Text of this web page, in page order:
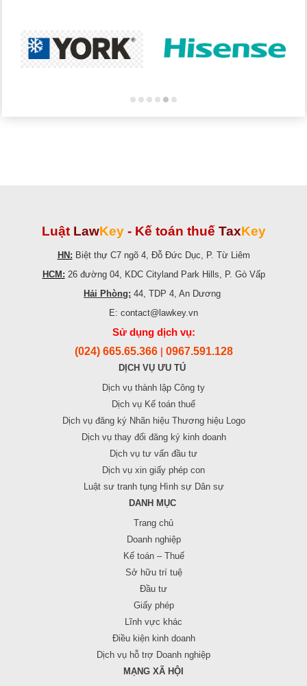
Luật LawKey - Kế toán thuế TaxKey
HN: Biệt thự C7 ngõ 4, Đỗ Đức Dục, P. Từ Liêm
HCM: 26 đường 04, KDC Cityland Park Hills, P. Gò Vấp
Hải Phòng: 44, TDP 4, An Dương
E: contact@lawkey.vn
Sử dụng dịch vụ:
(024) 665.65.366 | 0967.591.128
DỊCH VỤ ƯU TÚ
Dịch vụ thành lập Công ty
Dịch vụ Kế toán thuế
Dịch vụ đăng ký Nhãn hiệu Thương hiệu Logo
Dịch vụ thay đổi đăng ký kinh doanh
Dịch vụ tư vấn đầu tư
Dịch vụ xin giấy phép con
Luật sư tranh tụng Hình sự Dân sự
DANH MỤC
Trang chủ
Doanh nghiệp
Kế toán – Thuế
Sở hữu trí tuệ
Đầu tư
Giấy phép
Lĩnh vực khác
Điều kiện kinh doanh
Dịch vụ hỗ trợ Doanh nghiệp
MẠNG XÃ HỘI